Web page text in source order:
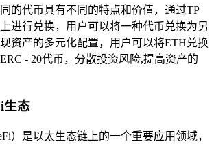
的代币具有不同的特点和价值，通过TP
进行兑换，用户可以将一种代币兑换为另
资产的多元化配置，用户可以将ETH兑换
- 20代币，分散投资风险,提高资产的
生态
）是以太生态链上的一个重要应用领域，